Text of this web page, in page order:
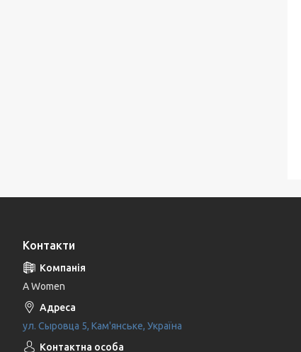
Контакти
A Women
ул. Сыровца 5, Кам'янське, Україна